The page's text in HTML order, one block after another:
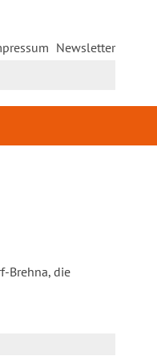
Newsletter
Brehna, die